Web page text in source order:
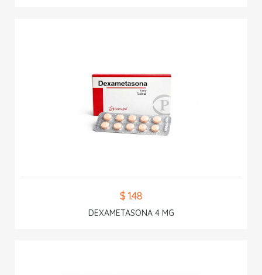
$ 1.48
DEXAMETASONA 4 MG